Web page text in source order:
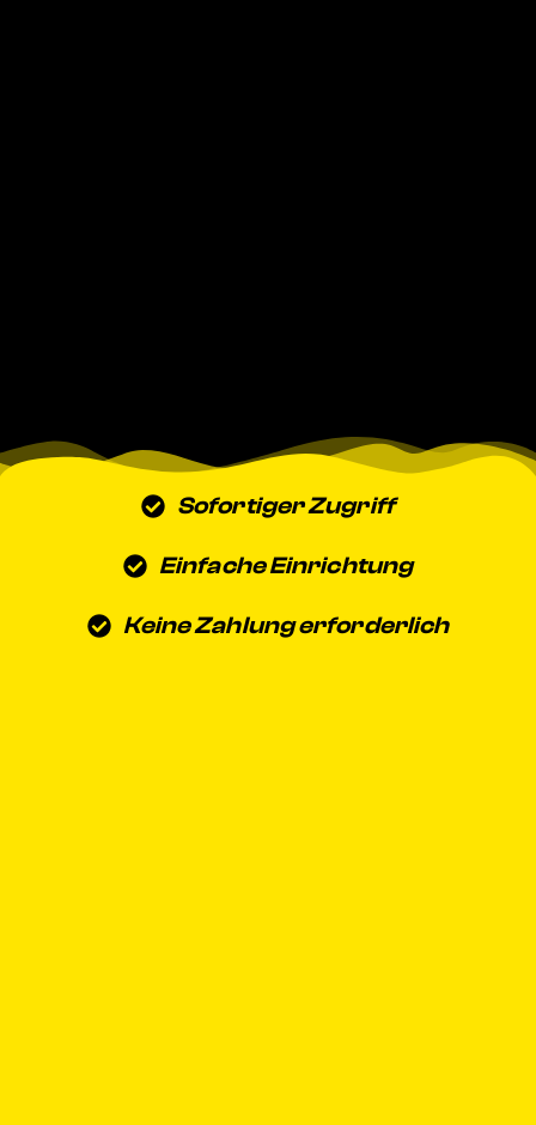
Sofortiger Zugriff
Einfache Einrichtung
Keine Zahlung erforderlich